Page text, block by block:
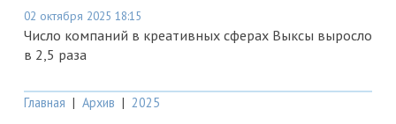
02 октября 2025 18:15
Число компаний в креативных сферах Выксы выросло
в 2,5 раза
Главная | Архив | 2025